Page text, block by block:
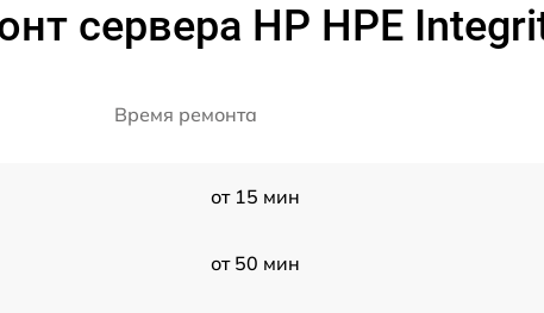
сервера HP HPE
Время ремонта
от 15 мин
от 50 мин